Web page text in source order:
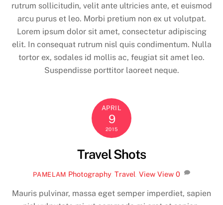
rutrum sollicitudin, velit ante ultricies ante, et euismod
arcu purus et leo. Morbi pretium non ex ut volutpat.
Lorem ipsum dolor sit amet, consectetur adipiscing
elit. In consequat rutrum nisl quis condimentum. Nulla
tortor ex, sodales id mollis ac, feugiat sit amet leo.
Suspendisse porttitor laoreet neque.
APRIL
9
2015
Travel Shots
PAMELAM Photography,Travel ,View View 0
Mauris pulvinar, massa eget semper imperdiet, sapien